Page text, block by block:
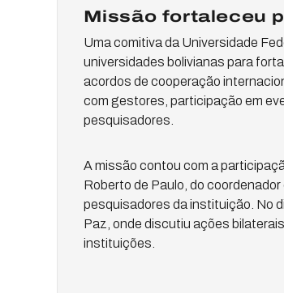
Missão fortaleceu
Uma comitiva da Universidade
universidades bolivianas para
acordos de cooperação
com gestores, participação em
pesquisadores.
A missão contou com a
Roberto de Paulo, do
pesquisadores da instituição. No
Paz, onde discutiu ações
instituições.